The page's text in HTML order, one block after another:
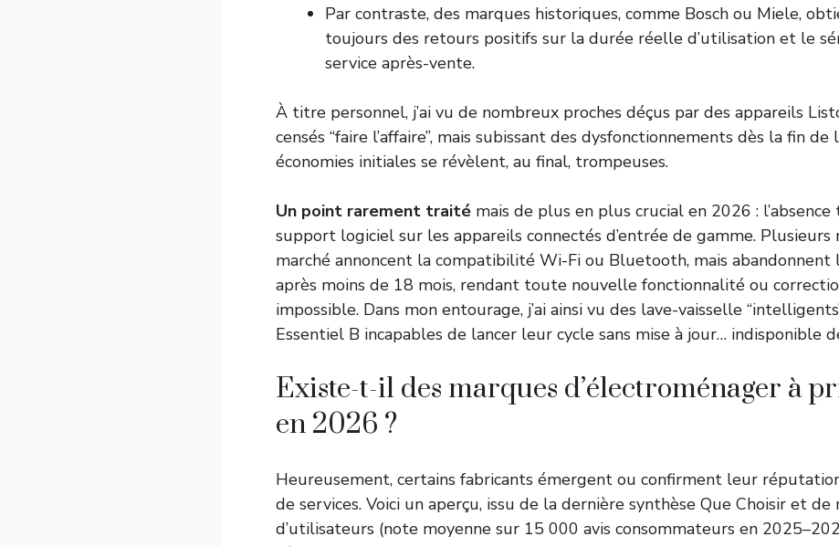
Par contraste, des marques historiques, comme Bosch ou Miele,
toujours des retours positifs sur la durée réelle d’utilisation et le
service après-vente.
À titre personnel, j’ai vu de nombreux proches déçus par des appareils
censés “faire l’affaire”, mais subissant des dysfonctionnements dès la fin de
économies initiales se révèlent, au final, trompeuses.
Un point rarement traité mais de plus en plus crucial en 2026 :
support logiciel sur les appareils connectés d’entrée de gamme. Plusieurs
marché annoncent la compatibilité Wi-Fi ou Bluetooth, mais abandonnent
après moins de 18 mois, rendant toute nouvelle fonctionnalité ou
impossible. Dans mon entourage, j’ai ainsi vu des lave-vaisselle
Essentiel B incapables de lancer leur cycle sans mise à jour… indisponible
Existe-t-il des marques d’électroménager à
en 2026 ?
Heureusement, certains fabricants émergent ou confirment leur
de services. Voici un aperçu, issu de la dernière synthèse Que Choisir et de
d’utilisateurs (note moyenne sur 15 000 avis consommateurs en